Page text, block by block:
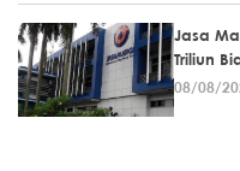
Jasa
Triliun
08/08/